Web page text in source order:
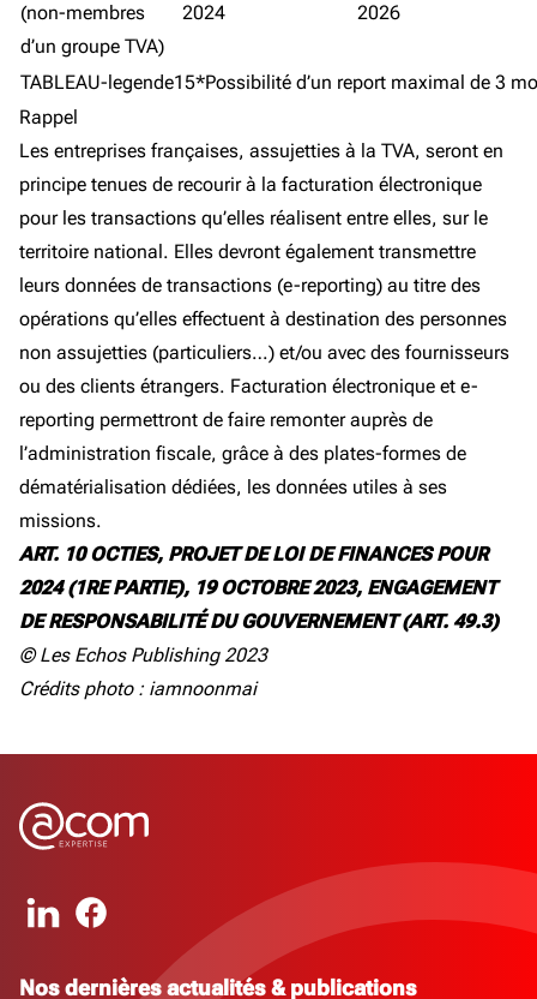
(non-membres
d’un groupe TVA)
2024
2026
TABLEAU-legende15*Possibilité d’un report maximal de 3
Rappel
Les entreprises françaises, assujetties à la TVA, seront en
principe tenues de recourir à la facturation électronique
pour les transactions qu’elles réalisent entre elles, sur le
territoire national. Elles devront également transmettre
leurs données de transactions (e-reporting) au titre des
opérations qu’elles effectuent à destination des personnes
non assujetties (particuliers…) et/ou avec des fournisseurs
ou des clients étrangers. Facturation électronique et e-
reporting permettront de faire remonter auprès de
l’administration fiscale, grâce à des plates-formes de
dématérialisation dédiées, les données utiles à ses
missions.
ART. 10 OCTIES, PROJET DE LOI DE FINANCES POUR
2024 (1RE PARTIE), 19 OCTOBRE 2023, ENGAGEMENT
DE RESPONSABILITÉ DU GOUVERNEMENT (ART. 49.3)
© Les Echos Publishing 2023
Crédits photo : iamnoonmai
Nos dernières actualités & publications